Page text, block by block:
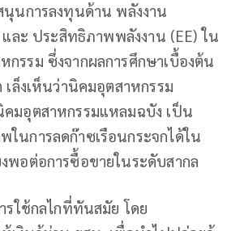
นการลงทุนด้าน พลังงาน
ละ ประสิทธิภาพพลังงาน (EE) ใน
รรม ซึ่งจากผลการศึกษาเบื้องต้น
เล็งเห็นว่านิคมอุตสาหกรรม
มอุตสาหกรรมแหลมฉบัง เป็น
นการลดก๊าซเรือนกระจกได้ใน
พอต่อการซื้อขายในระดับสากล
รใช้กลไกที่ทันสมัย โดย